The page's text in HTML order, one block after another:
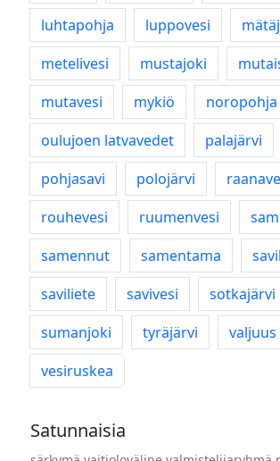
luhtapohja
luppovesi
metelivesi
mustajoki
mutavesi
mykiö
noropohja
oulujoen latvavedet
palajärvi
pohjasavi
polojärvi
rouhevesi
ruumenvesi
samennut
samentama
saviliete
savivesi
sotkajärvi
sumanjoki
tyräjärvi
valjuus
vesiruskea
Satunnaisia